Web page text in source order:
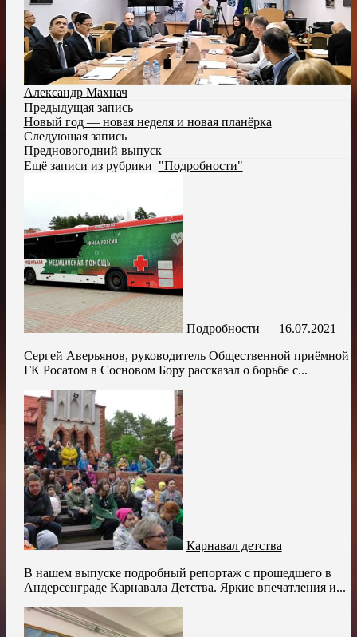
Александр Махнач
Предыдущая запись
Новый год — новая неделя и новая планёрка
Следующая запись
Предновогодний выпуск
Ещё записи из рубрики "Подробности"
Подробности — 16.07.2021
Сергей Аверьянов, руководитель Общественной приёмной
ГК Росатом в Сосновом Бору рассказал о борьбе с...
Карнавал детства
В нашем выпуске подробный репортаж с прошедшего в
Андерсенграде Карнавала Детства. Яркие впечатления и...